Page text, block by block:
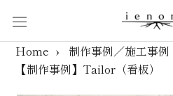
ッ Home
制作事例／施工事例
【制作事例】Tailor（看板）